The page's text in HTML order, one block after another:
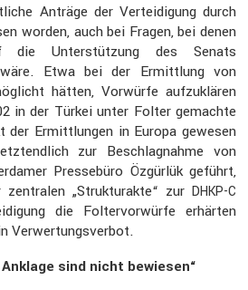
Anträge der Vertei­di­gung durch
worden, auch bei Fragen, bei denen
die Unter­stüt­zung des Senats
Etwa bei der Ermitt­lung von
hätten, Vorwürfe aufzu­klären
in der Türkei unter Folter gemachte
der Ermitt­lungen in Europa gewesen
zur Beschlag­nahme von
Presse­büro Özgürlük geführt,
„Struk­tur­akte“ zur DHKP-C
die Folter­vor­würfe erhärten
Verwer­tungs­verbot.
sind nicht bewiesen“